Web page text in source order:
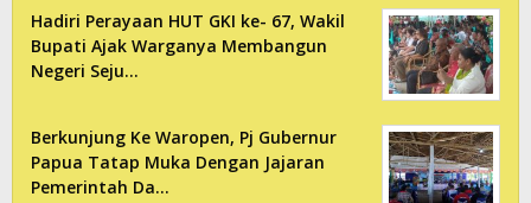
Hadiri Perayaan HUT GKI ke- 67, Wakil
Bupati Ajak Warganya Membangun
Negeri Seju…
Berkunjung Ke Waropen, Pj Gubernur
Papua Tatap Muka Dengan Jajaran
Pemerintah Da…